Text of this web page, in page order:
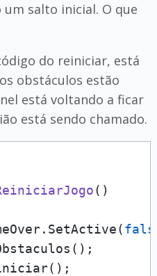
salto inicial. O que
do reiniciar, está
obstáculos estão
está voltando a ficar
está sendo chamado.
()